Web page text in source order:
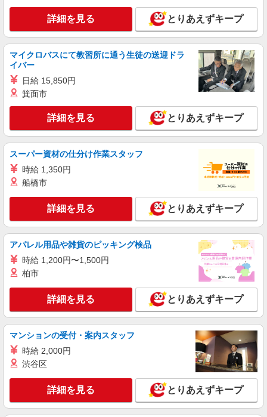
パート
株式会社バイトレ（ADM814619）
コツコツ派歓迎｜見る・分ける・貼るだけ♪倉
庫内軽作業
時給1266円（就業先により異なる）
キープ 詳細を見る
アルバイト パート
株式会社バイトレ（ADM815367）
【迷ったらコレ】箱に入れるだけ♪モクモク軽
茨城県土浦市
キープ 詳細を見る
アルバイト
株式会社バイトレ（ADM814620）
久しぶりのお仕事に｜座ってできるモクモク軽
時給1266円（就業先により異なる）
茨城県土浦市
キープ 詳細を見る
株式会社バイトレ（ADM815651）
コツコツ派歓迎｜見る・分ける・貼るだけ♪倉
庫内軽作業
詳細を見る とりあえずキープ
マイクロバスにて教習所に通う生徒の送迎ドラ
イバー
日給 15,850円
箕面市
詳細を見る とりあえずキープ
スーパー資材の仕分け作業スタッフ
時給 1,350円
船橋市
詳細を見る とりあえずキープ
アパレル用品や雑貨のピッキング検品
時給 1,200円〜1,500円
柏市
詳細を見る とりあえずキープ
マンションの受付・案内スタッフ
時給 2,000円
渋谷区
詳細を見る とりあえずキープ